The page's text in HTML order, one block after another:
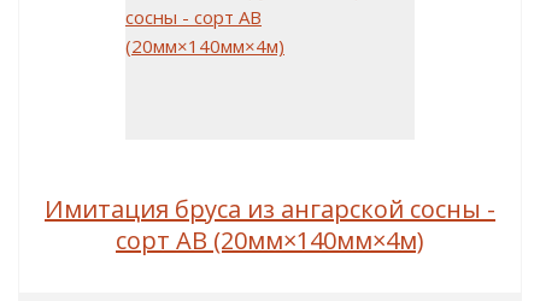
Имитация бруса из ангарской сосны -
сорт AB (20мм×140мм×4м)